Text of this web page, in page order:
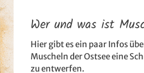
Wer und was ist
Hier gibt es ein paar Infos
Muscheln der Ostsee eine
zu entwerfen.